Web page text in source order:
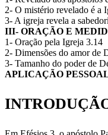
2- O mistério revelado é a
3- A igreja revela a
III- ORAÇÃO E
1- Oração pela Igreja 3.14
2- Dimensões do amor de
3- Tamanho do poder de
APLICAÇÃO